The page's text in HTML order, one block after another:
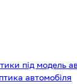
під модель
автомобіля